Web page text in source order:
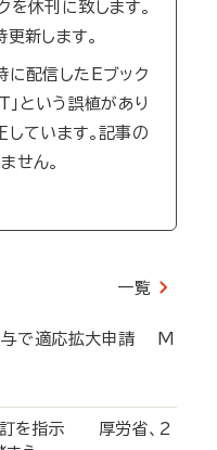
を休刊に致します。
更新します。
配信したEブック
という誤植があり
しています。記事の
せん。
一覧
与で適応拡大申請 M
訂を指示 厚労省、2